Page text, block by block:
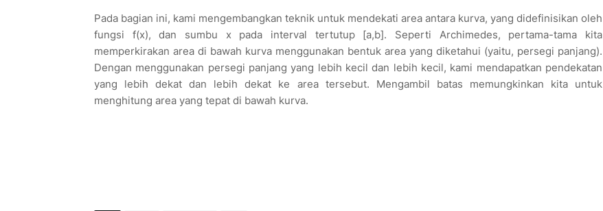
Pada bagian ini, kami mengembangkan teknik untuk mendekati area antara kurva, yang didefinisikan oleh
fungsi f(x), dan sumbu x pada interval tertutup [a,b]. Seperti Archimedes, pertama-tama kita
memperkirakan area di bawah kurva menggunakan bentuk area yang diketahui (yaitu, persegi panjang).
Dengan menggunakan persegi panjang yang lebih kecil dan lebih kecil, kami mendapatkan pendekatan
yang lebih dekat dan lebih dekat ke area tersebut. Mengambil batas memungkinkan kita untuk
menghitung area yang tepat di bawah kurva.